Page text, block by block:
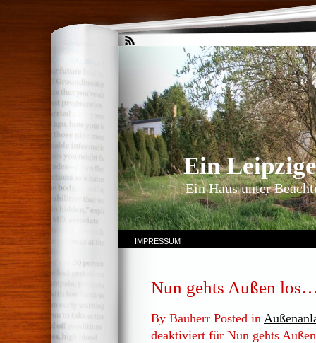
Ein
Ein Haus unter
IMPRESSUM
Nun gehts Außen
By Bauherr Posted in
deaktiviert für Nun gehts